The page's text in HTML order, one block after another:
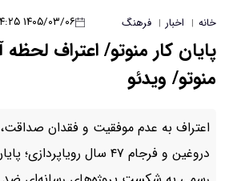
۱۴۰۵/۰۳/۰۶ ۱۲:۵۴:۲۵ کد خبر: ۱۳۸۹۷
لحظه آخری مدیر شبکه
فقدان صداقت، ارائه آمارهای
و فرجام ۴۷ سال رویاپردازی؛ پایان من‌وتو، اعتراف